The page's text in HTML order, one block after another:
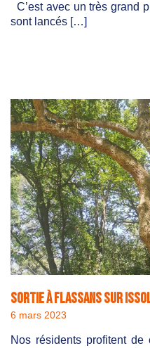
C’est avec un très grand
sont lancés […]
Sortie à Flassans sur
6 mars 2023
Nos résidents profitent